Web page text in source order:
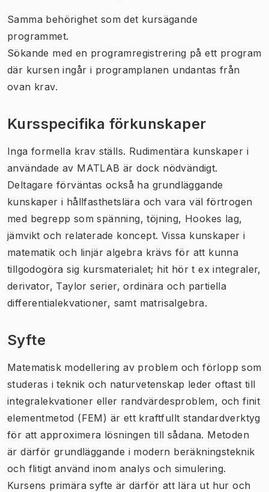
Samma behörighet som det kursägande
programmet.
Sökande med en programregistrering på ett program
där kursen ingår i programplanen undantas från
ovan krav.
Kursspecifika förkunskaper
Inga formella krav ställs. Rudimentära kunskaper i
användade av MATLAB är dock nödvändigt.
Deltagare förväntas också ha grundläggande
kunskaper i hållfasthetslära och vara väl förtrogen
med begrepp som spänning, töjning, Hookes lag,
jämvikt och relaterade koncept. Vissa kunskaper i
matematik och linjär algebra krävs för att kunna
tillgodogöra sig kursmaterialet; hit hör t ex integraler,
derivator, Taylor serier, ordinära och partiella
differentialekvationer, samt matrisalgebra.
Syfte
Matematisk modellering av problem och förlopp som
studeras i teknik och naturvetenskap leder oftast till
integralekvationer eller randvärdesproblem, och finit
elementmetod (FEM) är ett kraftfullt standardverktyg
för att approximera lösningen till sådana. Metoden
är därför grundläggande i modern beräkningsteknik
och flitigt använd inom analys och simulering.
Kursens primära syfte är därför att lära ut hur och